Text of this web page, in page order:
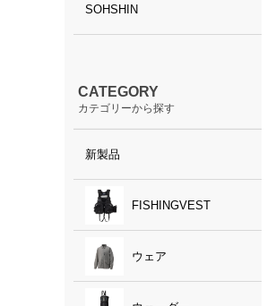
SOHSHIN
CATEGORY
カテゴリーから探す
新製品
FISHINGVEST
ウェア